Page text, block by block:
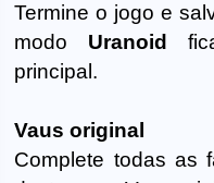
Termine o jogo e
modo Uranoid
principal.
Vaus original
Complete todas as